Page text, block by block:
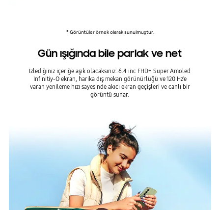
* Görüntüler örnek olarak sunulmuştur.
Gün ışığında bile parlak ve net
İzlediğiniz içeriğe aşık olacaksınız. 6.4 inc FHD+ Super Amoled
Infinitiy-O ekran, harika dış mekan görünürlüğü ve 120 Hz’e
varan yenileme hızı sayesinde akıcı ekran geçişleri ve canlı bir
görüntü sunar.